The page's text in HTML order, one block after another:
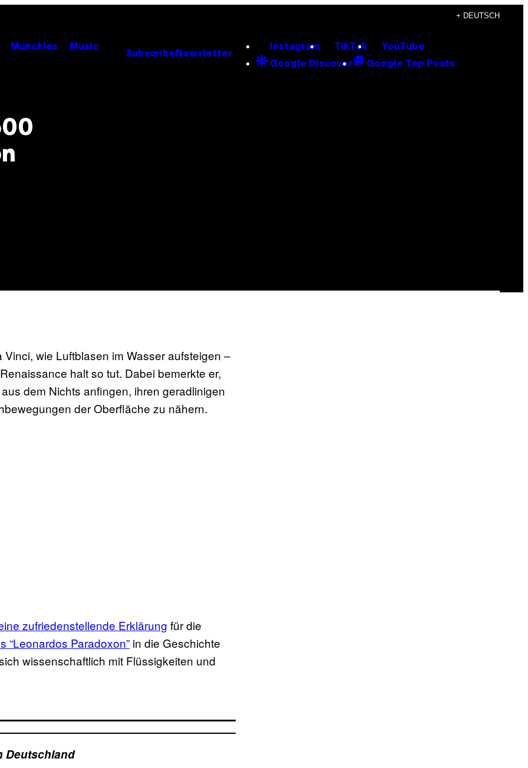
+ DEUTSCH
Munchies
Music
Subscribe Newsletter
Instagram TikTok YouTube
Google Discover Google Top Posts
wie Luftblasen im Wasser aufsteigen –
halt so tut. Dabei bemerkte er,
dem Nichts anfingen, ihren geradlinigen
der Oberfläche zu nähern.
zufriedenstellende Erklärung für die
“Leonardos Paradoxon” in die Geschichte
wissenschaftlich mit Flüssigkeiten und
Deutschland